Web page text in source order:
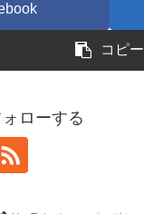
コピー
ローする